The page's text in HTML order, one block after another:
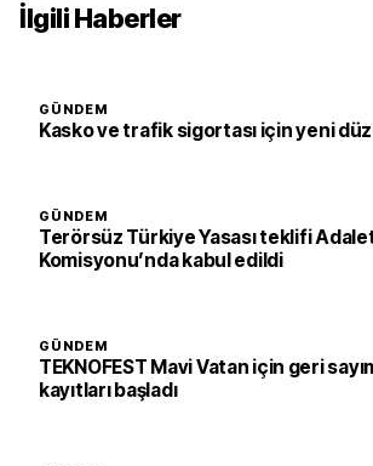
İlgili Haberler
GÜNDEM
Kasko ve trafik sigortası için yeni
GÜNDEM
Terörsüz Türkiye Yasası teklifi
Komisyonu’nda kabul edildi
GÜNDEM
TEKNOFEST Mavi Vatan için geri
kayıtları başladı